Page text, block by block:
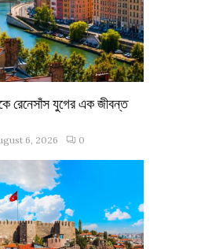
রেনেসাঁস যুগের এক জীবন্ত
6, 2026 0